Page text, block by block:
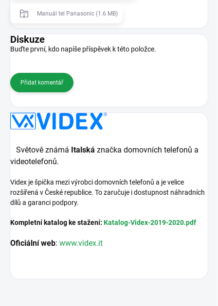
Manuál tel Panasonic (1.6 MB)
Diskuze
Buďte první, kdo napíše příspěvek k této položce.
Přidat komentář
Světově známá Italská značka domovních telefonů a
videotelefonů.
Videx je špička mezi výrobci domovních telefonů a je velice
rozšířená v České republice. To zaručuje i dostupnost náhradních
dílů a garanci podpory.
Kompletní katalog ke stažení: Katalog-Videx-2019-2020.pdf
Oficiální web: www.videx.it